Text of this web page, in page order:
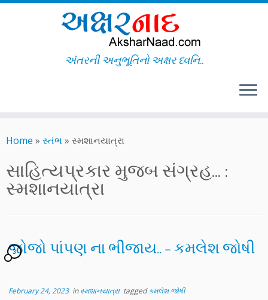
to
અંતરની અનુભૂતિનો અક્ષર ધ્વનિ..
Home » સ્તંભ » સ્મશાનયાત્રા
સાહિત્યપ્રકાર મુજબ સંગ્રહ... :
સ્મશાનયાત્રા
જોજો પાંપણ ના ભીંજાય.. – કમલેશ જોષી
3
February 24, 2023inસ્મશાનયાત્રા taggedકમલેશ જોષી